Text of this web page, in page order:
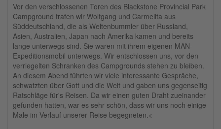
Vor den verschlossenen Toren des Blackstone Provincial Park
Campground trafen wir Wolfgang und Carmelita aus
Süddeutschland, die als Weltenbummler über Russland,
Asien, Australien, Japan nach Amerika kamen und bereits
lange unterwegs sind. Sie waren mit ihrem eigenen MAN-
Expeditionsmobil unterwegs. Wir entschlossen uns, vor den
verriegelten Schranken des Campgrounds stehen zu bleiben.
An diesem Abend führten wir viele interessante Gespräche,
schwatzten über Gott und die Welt und gaben uns gegenseitig
Ratschläge für's Reisen. Da wir einen guten Draht zueinander
gefunden hatten, war es sehr schön, dass wir uns noch einige
Male im Verlauf unserer Reise begegneten.<